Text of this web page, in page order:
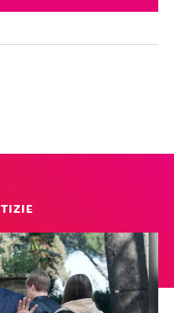
come miglior attore